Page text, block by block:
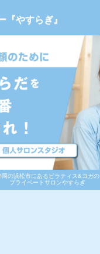
岡の浜松市にあるピラティス&ヨガの
プライベートサロンやすらぎ
やすらぎ』